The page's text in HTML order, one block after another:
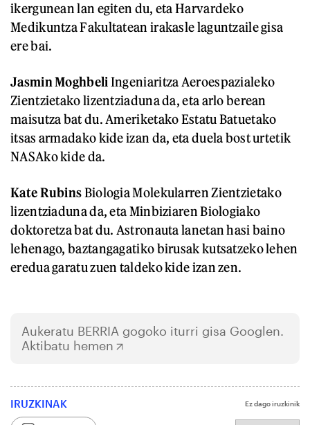
ikergunean lan egiten du, eta Harvardeko
Medikuntza Fakultatean irakasle laguntzaile gisa
ere bai.
Jasmin Moghbeli Ingeniaritza Aeroespazialeko
Zientzietako lizentziaduna da, eta arlo berean
maisutza bat du. Ameriketako Estatu Batuetako
itsas armadako kide izan da, eta duela bost urtetik
NASAko kide da.
Kate RubinsBiologia Molekularren Zientzietako
lizentziaduna da, eta Minbiziaren Biologiako
doktoretza bat du. Astronauta lanetan hasi baino
lehenago, baztangagatiko birusak kutsatzeko lehen
eredua garatu zuen taldeko kide izan zen.
Aukeratu BERRIA gogoko iturri gisa Googlen.
Aktibatu hemen
IRUZKINAK Ez dago iruzkinik